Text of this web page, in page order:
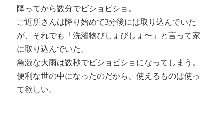
降ってから数分でビショビショ。
ご近所さんは降り始めて3分後には取り込んでいた
が、それでも「洗濯物びしょびしょ〜」と言って家
に取り込んでいた。
急激な大雨は数秒でビショビショになってしまう。
便利な世の中になったのだから、使えるものは使っ
て欲しい。